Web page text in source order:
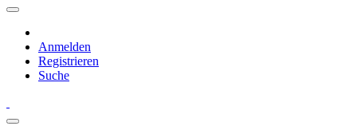
Anmelden
Registrieren
Suche